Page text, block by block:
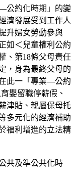
公約化時期」的變
濟發展受到工作人
升婦女勞動參與
如＜兒童權利公約
、第18條父母責任
，身為最終父母的
此一「專業—公約
嬰留職停薪假、
津貼、親屬保母托
多元化的經濟補助
福利增進的立法精
共及準公共化時